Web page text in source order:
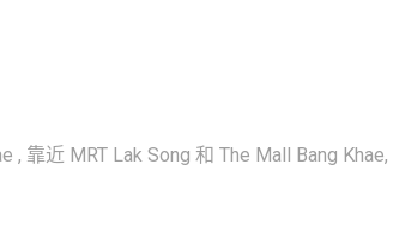
近 MRT Lak Song 和 The Mall Bang Khae,